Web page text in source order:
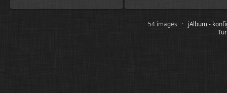
54 images · jAlbum -